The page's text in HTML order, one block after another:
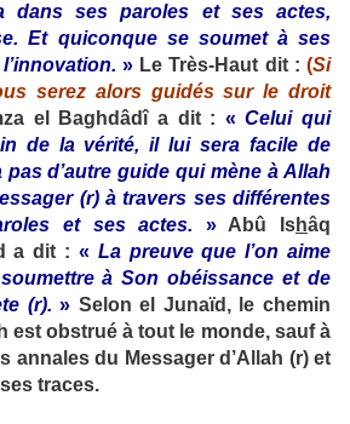
dans ses paroles et ses actes,
Et quiconque se soumet à ses
»Le Très-Haut dit : (Si
serez alors guidés sur le droit
el Baghdâdî a dit : «Celui qui
de la vérité, il lui sera facile de
pas d’autre guide qui mène à Allah
(r) à travers ses différentes
et ses actes. » Abû Ishâq
a dit : « La preuve que l’on aime
à Son obéissance et de
(r). » Selon el Junaïd, le chemin
est obstrué à tout le monde, sauf à
annales du Messager d’Allah (r) et
traces.